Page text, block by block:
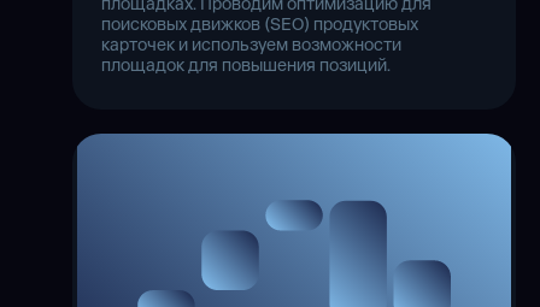
площадках. Проводим оптимизацию для
поисковых движков (SEO) продуктовых
карточек и используем возможности
площадок для повышения позиций.